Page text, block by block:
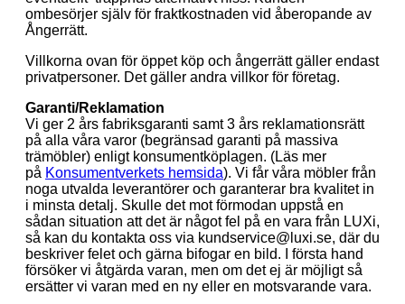
ombesörjer själv för fraktkostnaden vid åberopande av
Ångerrätt.
Villkorna ovan för öppet köp och ångerrätt gäller endast
privatpersoner. Det gäller andra villkor för företag.
Garanti/Reklamation
Vi ger 2 års fabriksgaranti samt 3 års reklamationsrätt
på alla våra varor (begränsad garanti på massiva
trämöbler) enligt konsumentköplagen. (Läs mer
på Konsumentverkets hemsida). Vi får våra möbler från
noga utvalda leverantörer och garanterar bra kvalitet in
i minsta detalj. Skulle det mot förmodan uppstå en
sådan situation att det är något fel på en vara från LUXi,
så kan du kontakta oss via kundservice@luxi.se, där du
beskriver felet och gärna bifogar en bild. I första hand
försöker vi åtgärda varan, men om det ej är möjligt så
ersätter vi varan med en ny eller en motsvarande vara.